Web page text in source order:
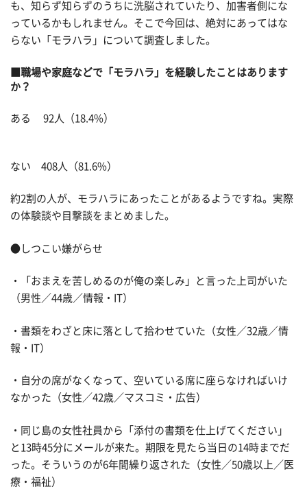
も、知らず知らずのうちに洗脳されていたり、加害者側にな
っているかもしれません。そこで今回は、絶対にあってはな
らない「モラハラ」について調査しました。
■職場や家庭などで「モラハラ」を経験したことはあります
か？
ある 92人（18.4%）
ない 408人（81.6%）
約2割の人が、モラハラにあったことがあるようですね。実際
の体験談や目撃談をまとめました。
●しつこい嫌がらせ
・「おまえを苦しめるのが俺の楽しみ」と言った上司がいた
（男性／44歳／情報・IT）
・書類をわざと床に落として拾わせていた（女性／32歳／情
報・IT）
・自分の席がなくなって、空いている席に座らなければいけ
なかった（女性／42歳／マスコミ・広告）
・同じ島の女性社員から「添付の書類を仕上げてください」
と13時45分にメールが来た。期限を見たら当日の14時までだ
った。そういうのが6年間繰り返された（女性／50歳以上／医
療・福祉）